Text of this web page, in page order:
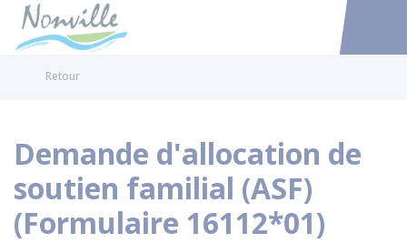
Accéder
Retour
Demande d'allocation de
soutien familial (ASF)
(Formulaire 16112*01)